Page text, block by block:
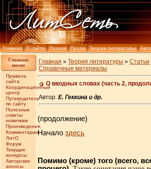
Главная О сайте Поэзия Проза Теория литературы
Главное
меню
Правила
сайта
Координационный
центр
Путеводитель
по сайту
Полезные
советы
новичкам
Произведения
Комментарии
ЛитО
Форум
Текущие
конкурсы
Авторские
анонсы
Главная »Теория литературы »Статьи
Справочные материалы
О вводных словах (часть 2,
Автор:Е. Геккина и др.
(продолжение)
Началоздесь
Помимо (кроме) того (всего,